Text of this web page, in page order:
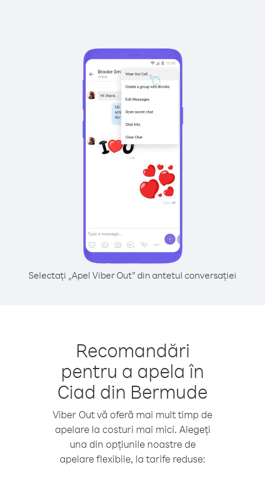
Selectați „Apel Viber Out” din antetul conversației
Recomandări
pentru a apela în
Ciad din Bermude
Viber Out vă oferă mai mult timp de
apelare la costuri mai mici. Alegeți
una din opțiunile noastre de
apelare flexibile, la tarife reduse: